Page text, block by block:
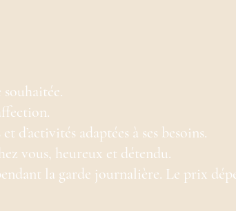
d’activités adaptées à ses besoins.
vous, heureux et détendu.
la garde journalière. Le prix